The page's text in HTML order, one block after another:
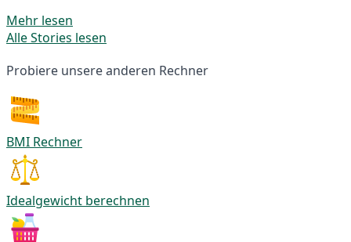
Mehr lesen
Alle Stories lesen
Probiere unsere anderen Rechner
BMI Rechner
Idealgewicht berechnen